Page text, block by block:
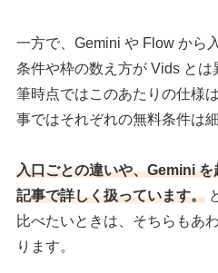
一方で、Gemini や Flow から
条件や枠の数え方が Vids と
筆時点ではこのあたりの仕様
事ではそれぞれの無料条件は
入口ごとの違いや、Gemini
記事で詳しく扱っています。
比べたいときは、そちらもあ
ります。